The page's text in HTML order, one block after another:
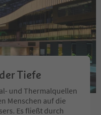
Tiefe
und Thermalquellen
Menschen auf die
Es fließt durch